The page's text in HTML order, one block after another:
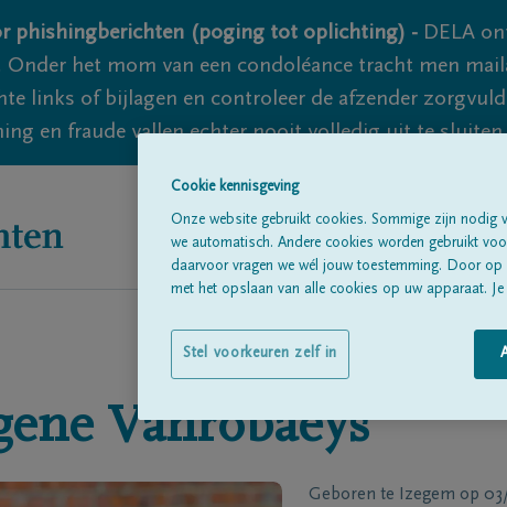
phishingberichten (poging tot oplichting) - DELA
Onder het mom van een condoléance tracht men
links of bijlagen en controleer de afzender
en fraude vallen echter nooit volledig uit te
Vanrobaeys
Geboren te Izegem op
Cookie kennisgeving
Onze website gebruikt cookies. Sommige zijn nodig
we automatisch. Andere cookies worden gebruikt
daarvoor vragen we wél jouw toestemming. Door
met het opslaan van alle cookies op uw apparaat.
Stel voorkeuren zelf in